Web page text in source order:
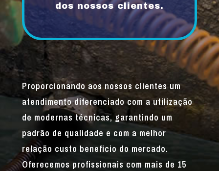
dos nossos clientes.
Proporcionando aos nossos clientes um
atendimento diferenciado com a utilização
de modernas técnicas, garantindo um
padrão de qualidade e com a melhor
relação custo beneficio do mercado.
Oferecemos profissionais com mais de 15